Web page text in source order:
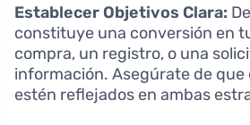
Establecer Objetivos Clara:
constituye una conversión en
compra, un registro, o una
información. Asegúrate de
estén reflejados en ambas